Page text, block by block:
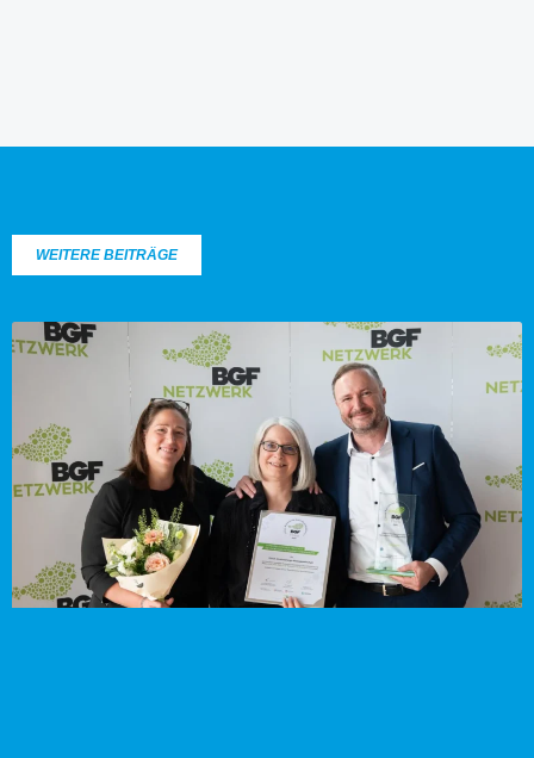
WEITERE BEITRÄGE